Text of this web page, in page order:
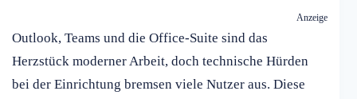
Anzeige
Outlook, Teams und die Office-Suite sind das
Herzstück moderner Arbeit, doch technische Hürden
bei der Einrichtung bremsen viele Nutzer aus. Diese